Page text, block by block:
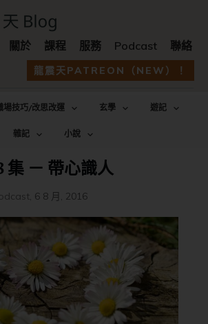
關於 課程 服務 Podcast 聯絡
龍震天PATREON（NEW）！
場技巧/改思改運 玄學
遊記
雜記
小說
集 － 帶心識人
, 6 8 月, 2016